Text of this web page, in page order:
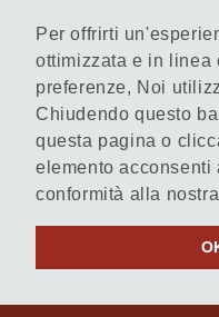
Per offrirti
ottimizzata e in linea
preferenze, Noi
Chiudendo questo
questa pagina o
elemento acconsenti
conformità alla
Note legali
Informativa Cookie
Informativa Privacy
Amministrazione trasparente
Atti di notifica
Feed RSS
Servizi Intranet